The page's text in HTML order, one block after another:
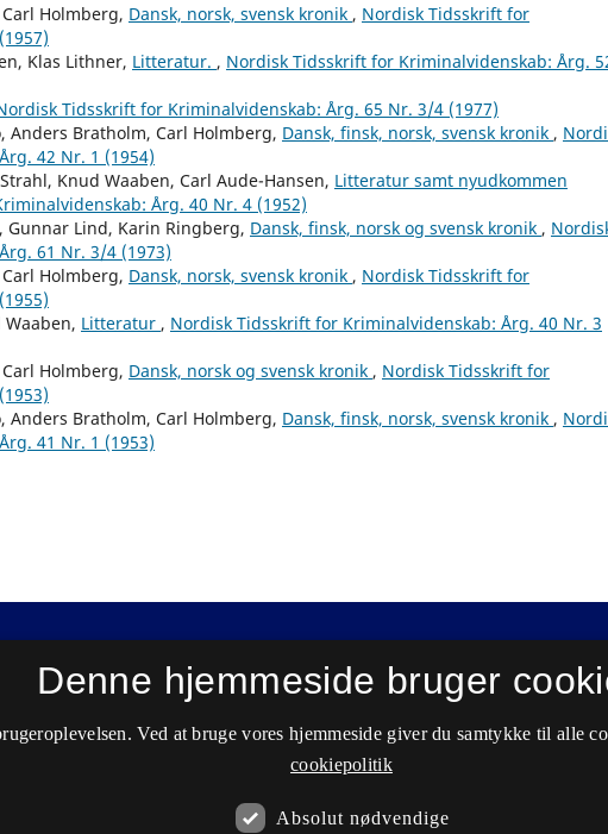
Holmberg, Dansk, norsk, svensk kronik , Nordisk Tidsskrift for
Klas Lithner, Litteratur. , Nordisk Tidsskrift for Kriminalvidenskab: Årg.
Tidsskrift for Kriminalvidenskab: Årg. 65 Nr. 3/4 (1977)
Anders Bratholm, Carl Holmberg, Dansk, finsk, norsk, svensk kronik ,
42 Nr. 1 (1954)
Knud Waaben, Carl Aude-Hansen, Litteratur samt nyudkommen
Årg. 40 Nr. 4 (1952)
Gunnar Lind, Karin Ringberg, Dansk, finsk, norsk og svensk kronik ,
61 Nr. 3/4 (1973)
Holmberg, Dansk, norsk, svensk kronik , Nordisk Tidsskrift for
Litteratur , Nordisk Tidsskrift for Kriminalvidenskab: Årg. 40 Nr. 3
Holmberg, Dansk, norsk og svensk kronik , Nordisk Tidsskrift for
Anders Bratholm, Carl Holmberg, Dansk, finsk, norsk, svensk kronik ,
41 Nr. 1 (1953)
Denne hjemmeside bruger
Ved at bruge vores hjemmeside giver du samtykke til alle
cookiepolitik
Absolut nødvendige